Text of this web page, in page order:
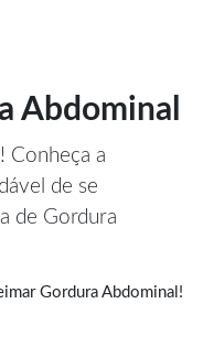
Abdominal
Conheça a
de se
de Gordura
Gordura Abdominal!